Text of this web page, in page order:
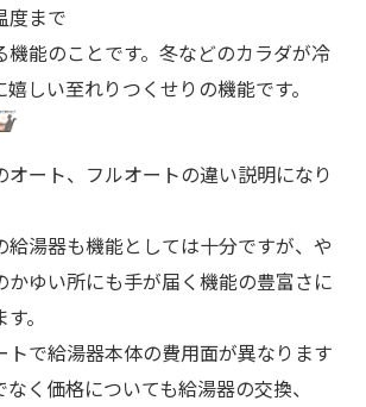
度まで
機能のことです。冬などのカラダが冷
しい至れりつくせりの機能です。
オート、フルオートの違い説明になり
給湯器も機能としては十分ですが、や
かゆい所にも手が届く機能の豊富さに
。
トで給湯器本体の費用面が異なります
く価格についても給湯器の交換、